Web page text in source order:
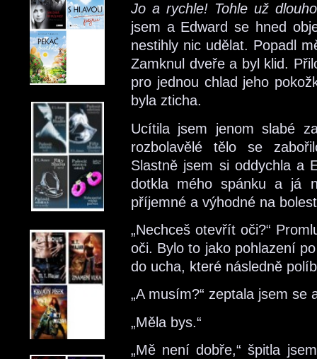
Jo a rychle! Tohle už
jsem a Edward se hned
nestihly nic udělat. Popadl
Zamknul dveře a byl klid.
pro jednou chlad jeho
byla zticha.
Ucítila jsem jenom slabé
rozbolavělé tělo se
Slastně jsem si oddychla a
dotkla mého spánku a já
příjemné a výhodné na
„Nechceš otevřít oči?“
oči. Bylo to jako pohlazení
do ucha, které následně
„A musím?“ zeptala jsem se
„Měla bys.“
„Mě není dobře,“ špitla